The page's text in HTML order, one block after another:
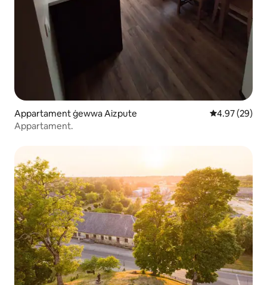
Appartament ġewwa Aizpute Rating medju
4.97 (29)
Appartament.